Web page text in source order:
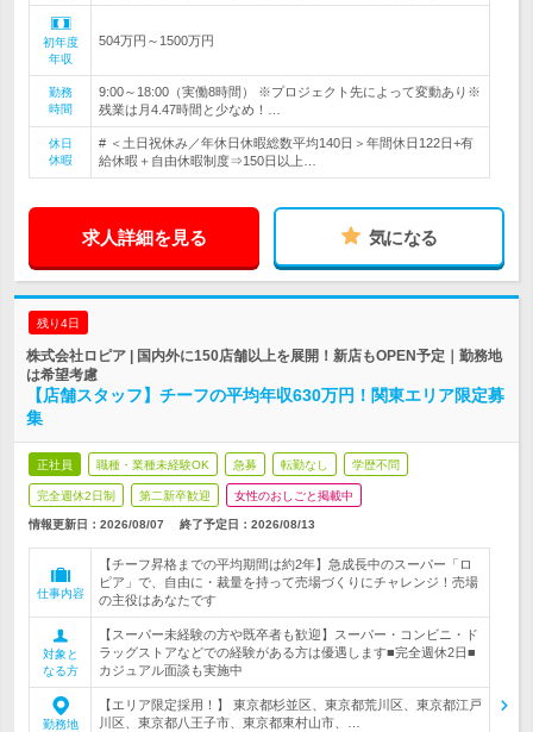
初年度
年収
504万円～1500万円
勤務
時間
9:00～18:00（実働8時間） ※プロジェクト先によって変動あり※
残業は月4.47時間と少なめ！…
休日
休暇
# ＜土日祝休み／年休日休暇総数平均140日＞年間休日122日+有
給休暇＋自由休暇制度⇒150日以上…
求人詳細を見る 気になる
残り4日
株式会社ロピア | 国内外に150店舗以上を展開！新店もOPEN予定｜勤務地
は希望考慮
【店舗スタッフ】チーフの平均年収630万円！関東エリア限定募
集
正社員 職種・業種未経験OK 急募 転勤なし 学歴不問
完全週休2日制 第二新卒歓迎 女性のおしごと掲載中
情報更新日：2026/08/07 終了予定日： 2026/08/13
仕事内容
【チーフ昇格までの平均期間は約2年】急成長中のスーパー「ロ
ピア」で、自由に・裁量を持って売場づくりにチャレンジ！売場
の主役はあなたです
対象と
なる方
【スーパー未経験の方や既卒者も歓迎】スーパー・コンビニ・ド
ラッグストアなどでの経験がある方は優遇します■完全週休2日■
カジュアル面談も実施中
勤務地
【エリア限定採用！】 東京都杉並区、東京都荒川区、東京都江戸
川区、東京都八王子市、東京都東村山市、…